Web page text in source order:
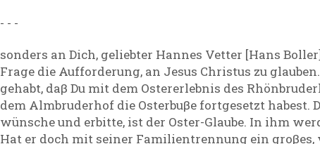
- - -
sonders an Dich, geliebter Hannes Vetter [Hans
Frage die Aufforderung, an Jesus Christus zu
gehabt, daβ Du mit dem Ostererlebnis des
dem Almbruderhof die Osterbuβe fortgesetzt habest.
wünsche und erbitte, ist der Oster-Glaube. In ihm
Hat er doch mit seiner Familientrennung ein